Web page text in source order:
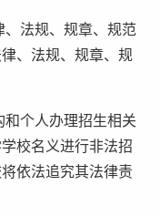
法规、规章、规范
、法规、规章、规
个人办理招生相关
校名义进行非法招
依法追究其法律责